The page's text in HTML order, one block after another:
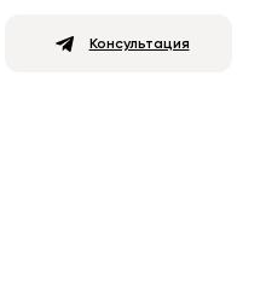
Консультация